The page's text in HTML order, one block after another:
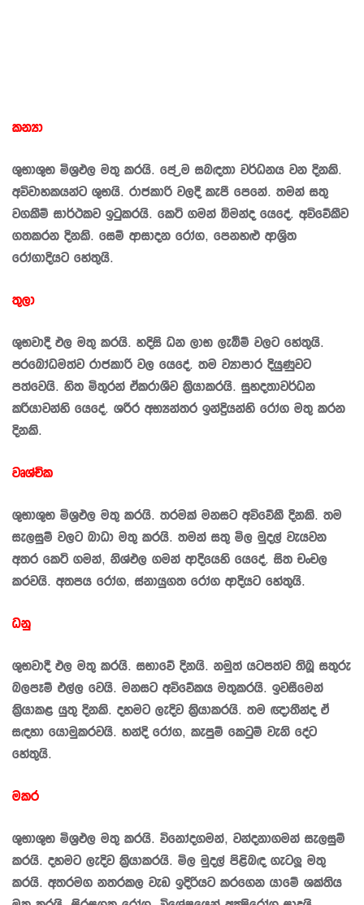
කන්‍යා
ශුභාශුභ මිශ‍්‍රඵල මතු කරයි. පේ‍්‍රම සබඳතා වර්ධනය වන දිනකි.
අවිවාහකයන්ට ශුභයි. රාජකාරි වලදී කැපී පෙනේ. තමන් සතු
වගකීම් සාර්ථකව ඉටුකරයි. කෙටි ගමන් බිමන්ද යෙදේ. අවිවේකීව
ගතකරන දිනකි. සෙම් ආසාදන රෝග, පෙනහළු ආශ‍්‍රිත
රෝගාදියට හේතුයි.
තුලා
ශුභවාදී ඵල මතු කරයි. හදිසි ධන ලාභ ලැබීම් වලට හේතුයි.
ප‍්‍රබෝධමත්ව රාජකාරි වල යෙදේ. තම ව්‍යාපාර දියුණුවට
පත්වෙයි. හිත මිතුරන් ඒකරාශීව කි‍්‍රයාකරයි. සුහදතාවර්ධන
ක‍්‍රියාවන්හි යෙදේ. ශරීර අභ්‍යන්තර ඉන්ද්‍රියන්හි රෝග මතු කරන
දිනකි.
වෘශ්චික
ශුභාශුභ මිශ‍්‍රඵල මතු කරයි. තරමක් මනසට අවිවේකී දිනකි. තම
සැලසුම් වලට බාධා මතු කරයි. තමන් සතු මිල මුදල් වැයවන
අතර කෙටි ගමන්, නිශ්ඵල ගමන් ආදියෙහි යෙදේ. සිත චංචල
කරවයි. අතපය රෝග, ස්නායුගත රෝග ආදියට හේතුයි.
ධනු
ශුභවාදී ඵල මතු කරයි. සභාවේ දිනයි. නමුත් යටපත්ව තිබූ සතුරු
බලපෑම් එල්ල වෙයි. මනසට අවිවේකය මතුකරයි. ඉවසීමෙන්
කි‍්‍රයාකළ යුතු දිනකි. දහමට ලැදිව කි‍්‍රයාකරයි. තම ඥාතීන්ද ඒ
සඳහා යොමුකරවයි. හන්දි රෝග, කැපුම් කෙටුම් වැනි දේට
හේතුයි.
මකර
ශුභාශුභ මිශ‍්‍රඵල මතු කරයි. විනෝදගමන්, වන්දනාගමන් සැලසුම්
කරයි. දහමට ලැදිව කි‍්‍රයාකරයි. මිල මුදල් පිළිබඳ ගැටලූ මතු
කරයි. අතරමග නතරකල වැඩ ඉදිරියට කරගෙන යාමේ ශක්තිය